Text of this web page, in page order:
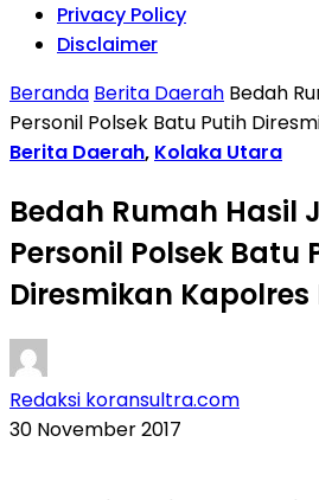
Privacy Policy
Disclaimer
Beranda Berita Daerah Bedah
Personil Polsek Batu Putih
Berita Daerah, Kolaka Utara
Bedah Rumah Hasil
Personil Polsek Batu
Diresmikan Kapolres
Redaksi koransultra.com
30 November 2017